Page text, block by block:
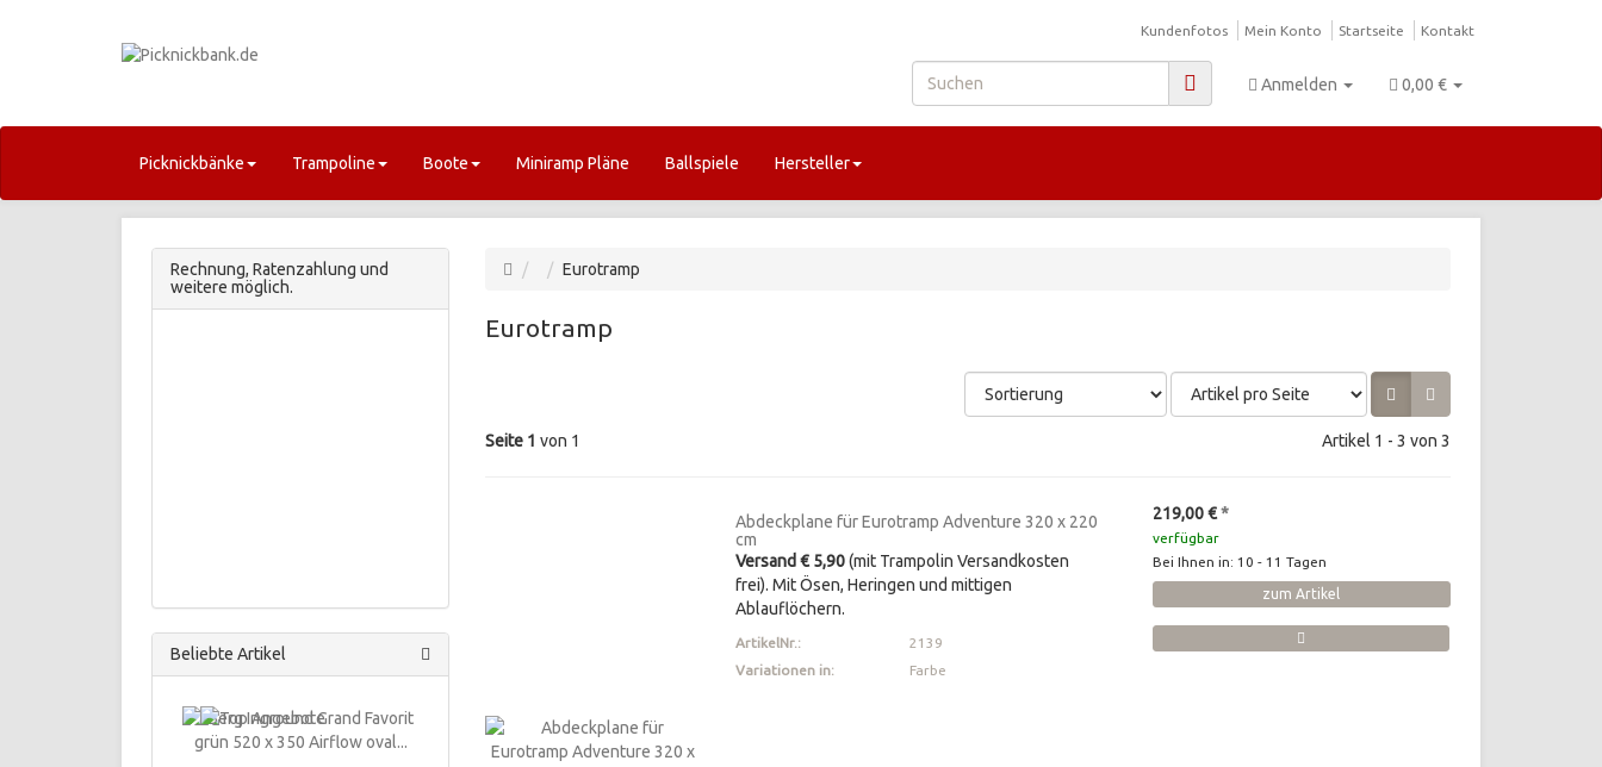
Kundenfotos Mein Konto Startseite Kontakt
Anmelden 0,00 €
Picknickbänke Trampoline Boote Miniramp Pläne Ballspiele Hersteller
Eurotramp
Eurotramp
Seite 1 von 1 Artikel 1 - 3 von 3
Abdeckplane für Eurotramp Adventure 320 x 220
cm
Versand € 5,90(mit Trampolin Versandkosten
frei). Mit Ösen, Heringen und mittigen
Ablauflöchern.
ArtikelNr.:
2139
Variationen in:
Farbe
219,00 €*
verfügbar
Bei Ihnen in: 10 - 11 Tagen
zum Artikel
Rechnung, Ratenzahlung und
weitere möglich.
Beliebte Artikel